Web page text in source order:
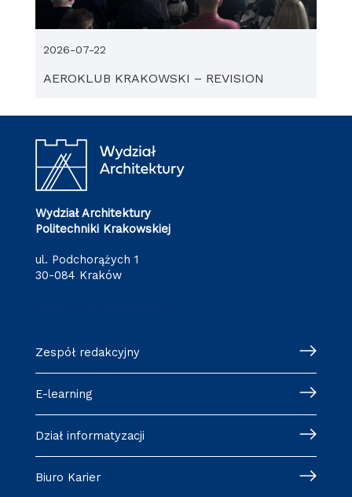
AEROKLUB KRAKOWSKI – REVISION
2026-07-22
Wydział Architektury
Politechniki Krakowskiej
ul. Podchorążych 1
30-084 Kraków
Zespół redakcyjny
E-learning
Dział informatyzacji
Biuro Karier